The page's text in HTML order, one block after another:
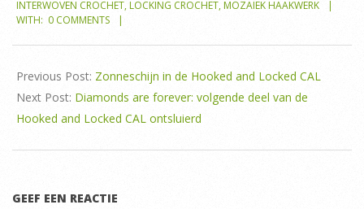
INTERWOVEN CROCHET,LOCKING CROCHET,MOZAÏEK HAAKWERK
WITH: 0 COMMENTS
Previous Post: Zonneschijn in de Hooked and Locked CAL
Next Post: Diamonds are forever: volgende deel van de
Hooked and Locked CAL ontsluierd
GEEF EEN REACTIE